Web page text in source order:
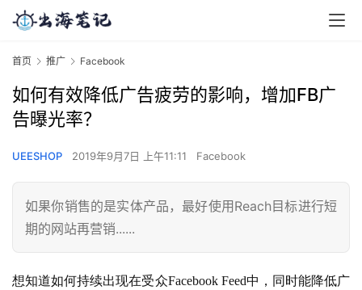
首页 推广 Facebook
​如何有效降低广告疲劳的影响，增加FB广
告曝光率？
UEESHOP 2019年9月7日 上午11:11 Facebook
如果你销售的是实体产品，最好使用Reach目标进行短
期的网站再营销......
想知道如何持续出现在受众Facebook Feed中，同时能降低广